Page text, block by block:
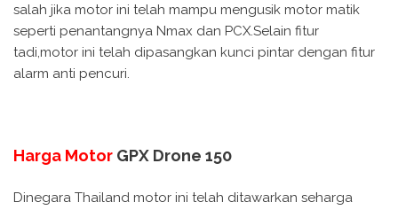
salah jika motor ini telah mampu mengusik motor matik
seperti penantangnya Nmax dan PCX.Selain fitur
tadi,motor ini telah dipasangkan kunci pintar dengan fitur
alarm anti pencuri.
Harga Motor GPX Drone 150
Dinegara Thailand motor ini telah ditawarkan seharga